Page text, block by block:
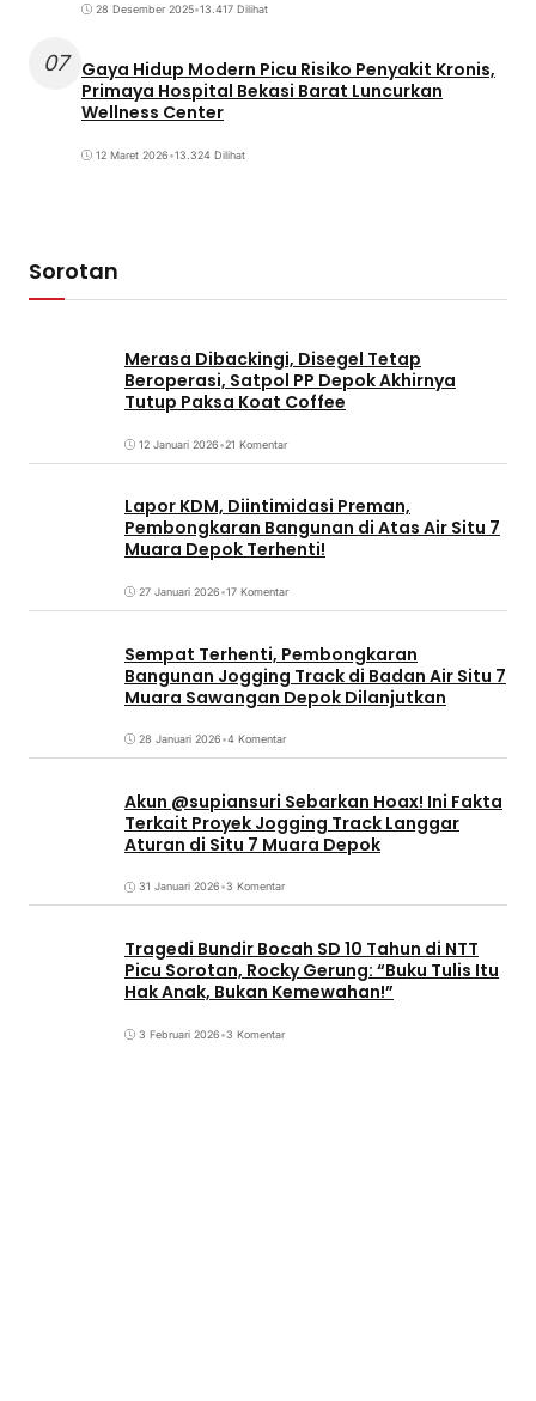
28 Desember 2025•13.417 Dilihat
07
Gaya Hidup Modern Picu Risiko Penyakit Kronis,
Primaya Hospital Bekasi Barat Luncurkan
Wellness Center
12 Maret 2026•13.324 Dilihat
Sorotan
Merasa Dibackingi, Disegel Tetap
Beroperasi, Satpol PP Depok Akhirnya
Tutup Paksa Koat Coffee
12 Januari 2026•21 Komentar
Lapor KDM, Diintimidasi Preman,
Pembongkaran Bangunan di Atas Air Situ 7
Muara Depok Terhenti!
27 Januari 2026•17 Komentar
Sempat Terhenti, Pembongkaran
Bangunan Jogging Track di Badan Air Situ 7
Muara Sawangan Depok Dilanjutkan
28 Januari 2026•4 Komentar
Akun @supiansuri Sebarkan Hoax! Ini Fakta
Terkait Proyek Jogging Track Langgar
Aturan di Situ 7 Muara Depok
31 Januari 2026•3 Komentar
Tragedi Bundir Bocah SD 10 Tahun di NTT
Picu Sorotan, Rocky Gerung: “Buku Tulis Itu
Hak Anak, Bukan Kemewahan!”
3 Februari 2026•3 Komentar